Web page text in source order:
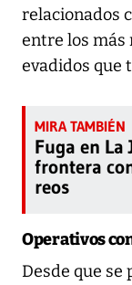
relacionados
entre los
evadidos que
Fuga en La
frontera
reos
Operativos
Desde que se